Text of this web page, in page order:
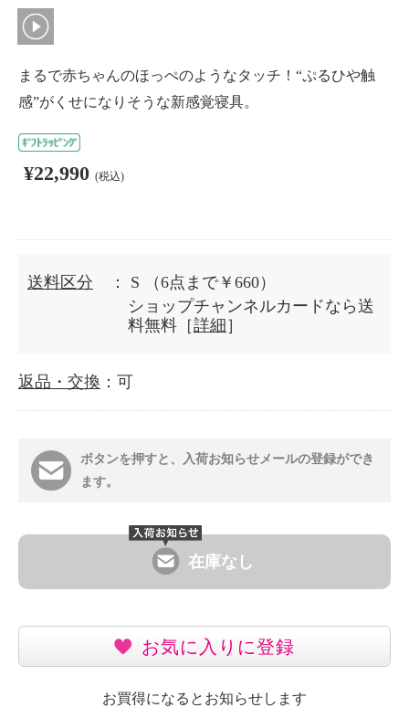
まるで赤ちゃんのほっぺのようなタッチ！“ぷるひや触
感”がくせになりそうな新感覚寝具。
¥22,990 (税込)
送料区分 ： S
（6点まで￥660）
ショップチャンネルカードなら送
料無料［詳細 ］
返品・交換 ：可
ボタンを押すと、入荷お知らせメールの登録ができ
ます。
在庫なし
お気に入りに登録
お買得になるとお知らせします